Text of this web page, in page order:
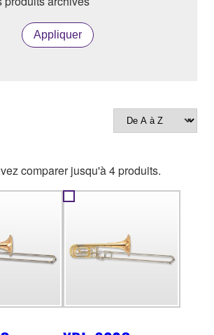
Appliquer
comparer jusqu'à 4 produits.